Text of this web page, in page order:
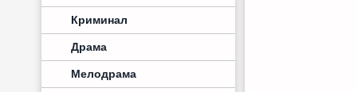
Криминал
Драма
Мелодрама